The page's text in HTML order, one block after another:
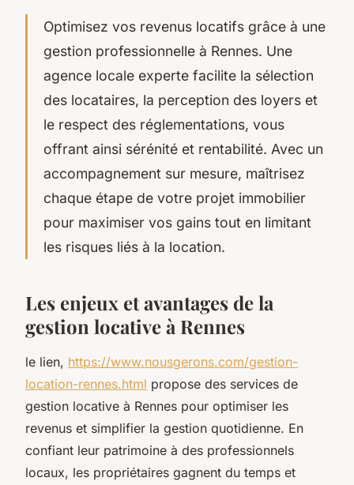
Optimisez vos revenus locatifs grâce à une
gestion professionnelle à Rennes. Une
agence locale experte facilite la sélection
des locataires, la perception des loyers et
le respect des réglementations, vous
offrant ainsi sérénité et rentabilité. Avec un
accompagnement sur mesure, maîtrisez
chaque étape de votre projet immobilier
pour maximiser vos gains tout en limitant
les risques liés à la location.
Les enjeux et avantages de la
gestion locative à Rennes
le lien, https://www.nousgerons.com/gestion-
location-rennes.html propose des services de
gestion locative à Rennes pour optimiser les
revenus et simplifier la gestion quotidienne. En
confiant leur patrimoine à des professionnels
locaux, les propriétaires gagnent du temps et